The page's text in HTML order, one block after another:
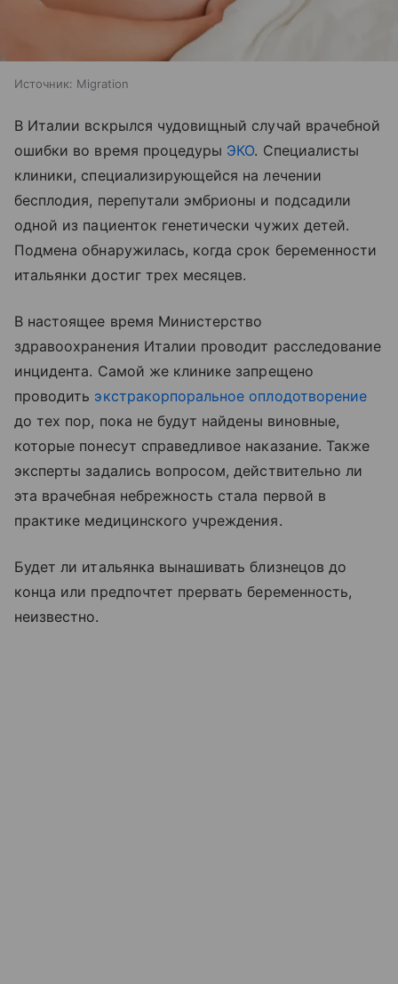
Источник: Migration
В Италии вскрылся чудовищный случай врачебной
ошибки во время процедуры ЭКО. Специалисты
клиники, специализирующейся на лечении
бесплодия, перепутали эмбрионы и подсадили
одной из пациенток генетически чужих детей.
Подмена обнаружилась, когда срок беременности
итальянки достиг трех месяцев.
В настоящее время Министерство
здравоохранения Италии проводит расследование
инцидента. Самой же клинике запрещено
проводить экстракорпоральное оплодотворение
до тех пор, пока не будут найдены виновные,
которые понесут справедливое наказание. Также
эксперты задались вопросом, действительно ли
эта врачебная небрежность стала первой в
практике медицинского учреждения.
Будет ли итальянка вынашивать близнецов до
конца или предпочтет прервать беременность,
неизвестно.